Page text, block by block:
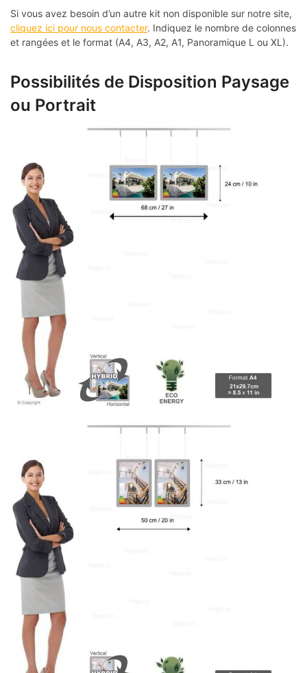
Si vous avez besoin d’un autre kit non disponible sur notre site,
cliquez ici pour nous contacter. Indiquez le nombre de colonnes
et rangées et le format (A4, A3, A2, A1, Panoramique L ou XL).
Possibilités de Disposition Paysage
ou Portrait